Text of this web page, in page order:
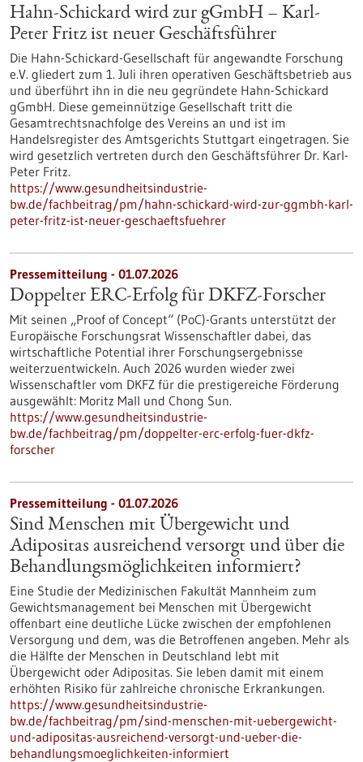
Hahn-Schickard wird zur gGmbH – Karl-
Peter Fritz ist neuer Geschäftsführer
Die Hahn-Schickard-Gesellschaft für angewandte Forschung
e.V. gliedert zum 1. Juli ihren operativen Geschäftsbetrieb aus
und überführt ihn in die neu gegründete Hahn-Schickard
gGmbH. Diese gemeinnützige Gesellschaft tritt die
Gesamtrechtsnachfolge des Vereins an und ist im
Handelsregister des Amtsgerichts Stuttgart eingetragen. Sie
wird gesetzlich vertreten durch den Geschäftsführer Dr. Karl-
Peter Fritz.
https://www.gesundheitsindustrie-
bw.de/fachbeitrag/pm/hahn-schickard-wird-zur-ggmbh-karl-
peter-fritz-ist-neuer-geschaeftsfuehrer
Pressemitteilung - 01.07.2026
Doppelter ERC-Erfolg für DKFZ-Forscher
Mit seinen „Proof of Concept“ (PoC)-Grants unterstützt der
Europäische Forschungsrat Wissenschaftler dabei, das
wirtschaftliche Potential ihrer Forschungsergebnisse
weiterzuentwickeln. Auch 2026 wurden wieder zwei
Wissenschaftler vom DKFZ für die prestigereiche Förderung
ausgewählt: Moritz Mall und Chong Sun.
https://www.gesundheitsindustrie-
bw.de/fachbeitrag/pm/doppelter-erc-erfolg-fuer-dkfz-
forscher
Pressemitteilung - 01.07.2026
Sind Menschen mit Übergewicht und
Adipositas ausreichend versorgt und über die
Behandlungsmöglichkeiten informiert?
Eine Studie der Medizinischen Fakultät Mannheim zum
Gewichtsmanagement bei Menschen mit Übergewicht
offenbart eine deutliche Lücke zwischen der empfohlenen
Versorgung und dem, was die Betroffenen angeben. Mehr als
die Hälfte der Menschen in Deutschland lebt mit
Übergewicht oder Adipositas. Sie leben damit mit einem
erhöhten Risiko für zahlreiche chronische Erkrankungen.
https://www.gesundheitsindustrie-
bw.de/fachbeitrag/pm/sind-menschen-mit-uebergewicht-
und-adipositas-ausreichend-versorgt-und-ueber-die-
behandlungsmoeglichkeiten-informiert